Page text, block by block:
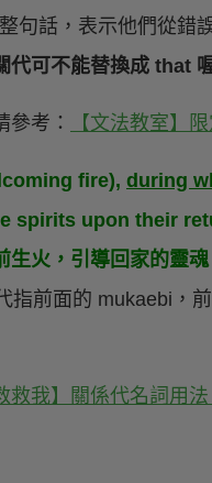
句話，表示他們從錯
代可不能替換成 that
考： 【文法教室】
fire), during
upon their
火，引導回家的靈魂
前面的 mukaebi，
救我】關係代名詞用